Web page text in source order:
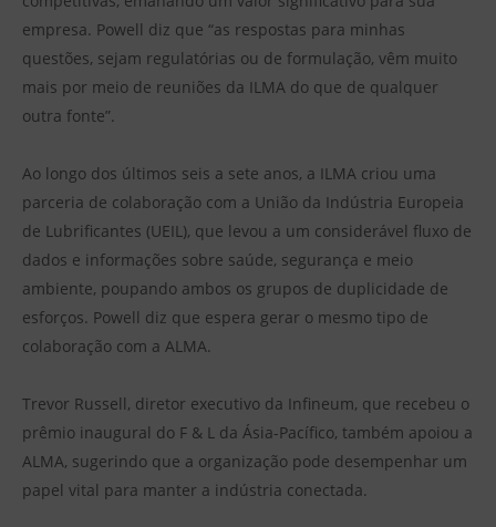
empresa. Powell diz que “as respostas para minhas
questões, sejam regulatórias ou de formulação, vêm muito
mais por meio de reuniões da ILMA do que de qualquer
outra fonte”.
Ao longo dos últimos seis a sete anos, a ILMA criou uma
parceria de colaboração com a União da Indústria Europeia
de Lubrificantes (UEIL), que levou a um considerável fluxo de
dados e informações sobre saúde, segurança e meio
ambiente, poupando ambos os grupos de duplicidade de
esforços. Powell diz que espera gerar o mesmo tipo de
colaboração com a ALMA.
Trevor Russell, diretor executivo da Infineum, que recebeu o
prêmio inaugural do F & L da Ásia-Pacífico, também apoiou a
ALMA, sugerindo que a organização pode desempenhar um
papel vital para manter a indústria conectada.